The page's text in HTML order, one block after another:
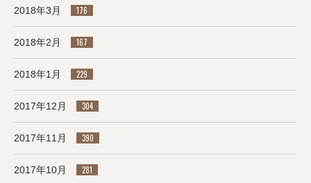
2018年3月 176
2018年2月 167
2018年1月 229
2017年12月 304
2017年11月 390
2017年10月 281